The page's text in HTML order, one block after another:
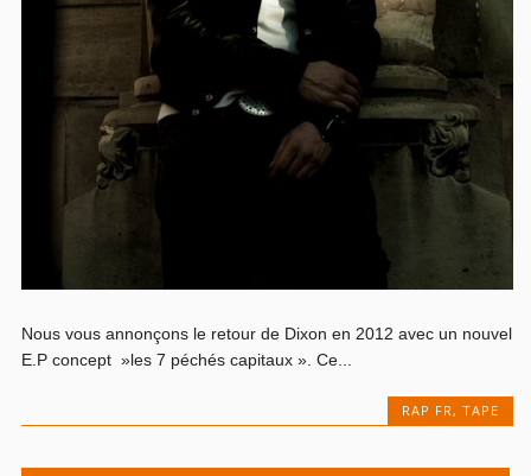
Nous vous annonçons le retour de Dixon en 2012 avec un nouvel
E.P concept »les 7 péchés capitaux ». Ce...
RAP FR , TAPE